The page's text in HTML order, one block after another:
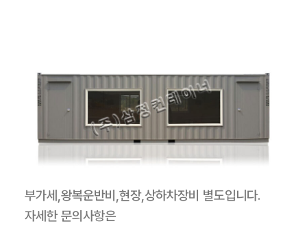
부가세,왕복운반비,현장,상하차장비 별도입니다.
자세한 문의사항은